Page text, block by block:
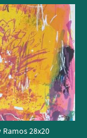
Ramos 28x20